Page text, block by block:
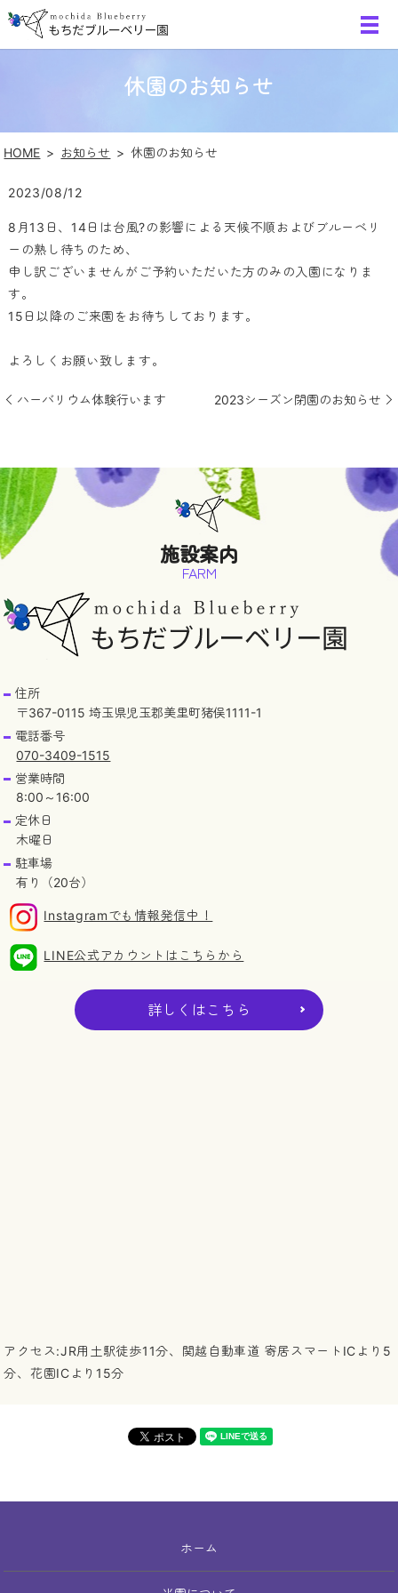
休園のお知らせ
HOME お知らせ 休園のお知らせ
2023/08/12
8月 13 日、 14日は台風?の影響による天候不順およびブルーベリ
ーの熟し待ちのため、
申し訳ございませんがご予約いただいた方のみの入園になりま
す。
15日以降のご来園をお待ちしております。
よろしくお願い致します。
ハーバリウム体験行います 2023シーズン閉園のお知らせ
施設案内
FARM
住所
〒367-0115 埼玉県児玉郡美里町猪俣1111-1
電話番号
070-3409-1515
営業時間
8:00～16:00
定休日
木曜日
駐車場
有り（20台）
Instagramでも情報発信中！
LINE公式アカウントはこちらから
詳しくはこちら
アクセス:JR用土駅徒歩11分、関越自動車道 寄居スマートICより5
分、花園ICより15分
ホーム